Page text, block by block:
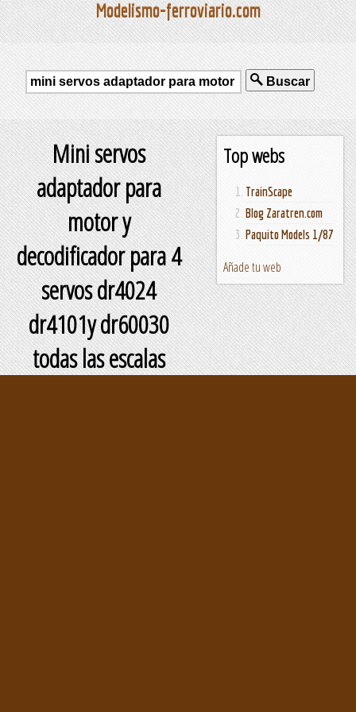
Modelismo-ferroviario.com
Buscar
Top webs
TrainScape
Blog Zaratren.com
Paquito Models 1/87
Añade tu web
Mini servos
adaptador para
motor y
decodificador para 4
servos dr4024
dr4101y dr60030
todas las escalas